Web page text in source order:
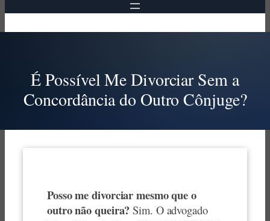
É Possível Me Divorciar Sem a
Concordância do Outro Cônjuge?
Posso me divorciar mesmo que o
outro não queira? Sim. O advogado